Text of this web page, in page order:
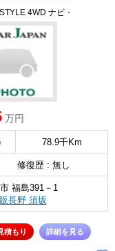
4WD ナビ・
万円
78.9千Km
修復歴 : 無し
福島391－1
長野 須坂
積もり 詳細を見る